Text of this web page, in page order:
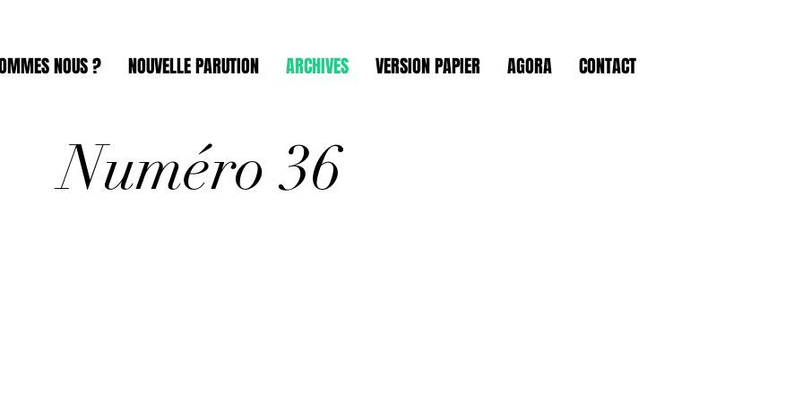
NOUS ? NOUVELLE PARUTION ARCHIVES VERSION PAPIER AGORA CONTACT
Numéro 36